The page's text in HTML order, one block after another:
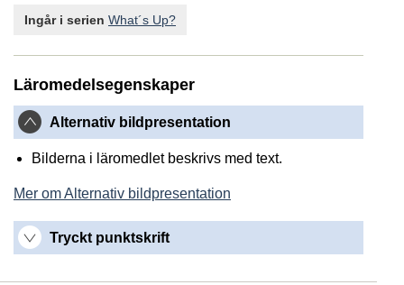
Ingår i serien What´s Up?
Läromedelsegenskaper
Alternativ bildpresentation
Bilderna i läromedlet beskrivs med text.
Mer om Alternativ bildpresentation
Tryckt punktskrift